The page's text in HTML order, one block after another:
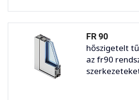
FR 90
hőszigetelt
az fr90